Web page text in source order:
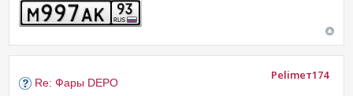
Re: Фары DEPO
Pelimeт174